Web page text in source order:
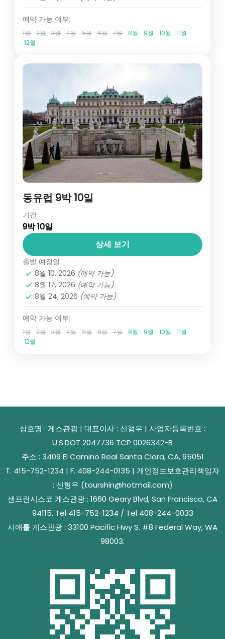
예약 가능 여부:
1월 2월 3월 4월 5월 6월 7월 8월 9월 10월
11월
12월
동유럽 9박 10일
동유럽/북유럽
1 인
기간
9박 10일
상세 보기
출발 예정일
8월 10, 2026 (예약 가능)
8월 17, 2026 (예약 가능)
8월 24, 2026 (예약 가능)
예약 가능 여부:
1월 2월 3월 4월 5월 6월 7월 8월 9월 10월
11월
12월
상호명 : 게스관광 | 대표이사 : 신형우 | 사업자등록번호 :
U.S.DOT 2047736 TCP 0026342-B
주소 : 3409 El Camino Real Santa Clara, CA, 95051
T. 415-752-1234 | F. 408-244-0135 | 개인정보보호관리책임자
: 신형우 (tourshin@hotmail.com)
샌프란시스코 게스관광 : 1660 Geary Blvd, San Francisco, CA
94115. Tel 415-752-1234 / Tel 408-244-0033
시애틀 게스관광 : 33100 Pacific Hwy S. #8 Federal Way, WA
98003.